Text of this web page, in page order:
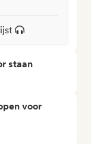
staan
voor